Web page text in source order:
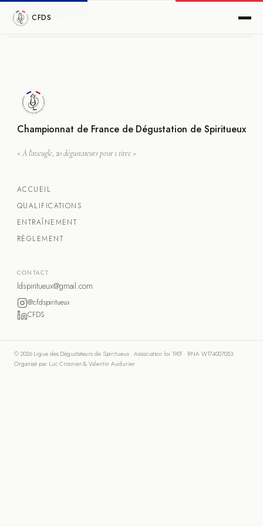
CFDS
Règlement
Championnat de France de Dégustation de Spiritueux
« À l'aveugle, 20 dégustateurs pour 1 titre »
ACCUEIL
QUALIFICATIONS
ENTRAÎNEMENT
RÈGLEMENT
CONTACT
ldspiritueux@gmail.com
@cfdspiritueux
CFDS
© 2026 Ligue des Dégustateurs de Spiritueux · Association loi 1901 · RNA W174007053
Organisé par Luc Crosnier & Valentin Audurier